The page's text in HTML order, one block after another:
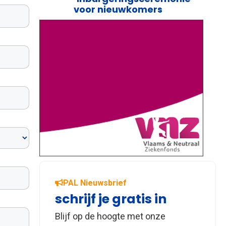
voor nieuwkomers
PAL Nieuwsbrief
schrijf je gratis in
Blijf op de hoogte met onze